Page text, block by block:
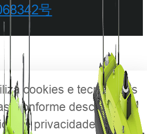
号
cookies e tecnologias
conforme descrito em
de privacidade, para